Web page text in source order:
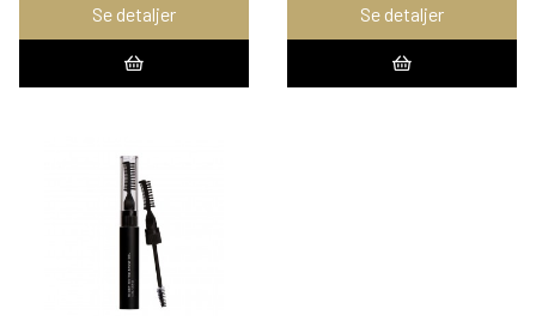
Se detaljer Se detaljer